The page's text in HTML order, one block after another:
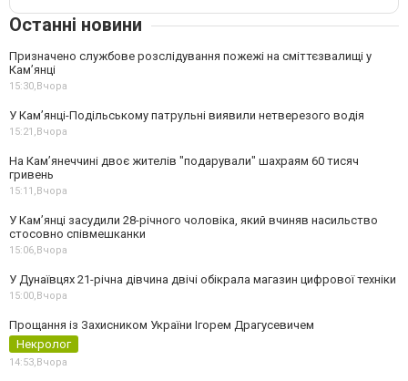
Останні новини
Призначено службове розслідування пожежі на сміттєзвалищі у
Кам’янці
15:30, Вчора
У Кам’янці-Подільському патрульні виявили нетверезого водія
15:21, Вчора
На Камʼянеччині двоє жителів "подарували" шахраям 60 тисяч
гривень
15:11, Вчора
У Камʼянці засудили 28-річного чоловіка, який вчиняв насильство
стосовно співмешканки
15:06, Вчора
У Дунаївцях 21-річна дівчина двічі обікрала магазин цифрової техніки
15:00, Вчора
Прощання із Захисником України Ігорем Драгусевичем
Некролог
14:53, Вчора